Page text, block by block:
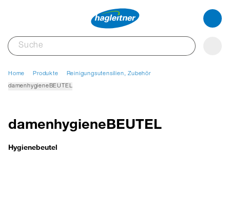
Home Produkte Reinigungsutensilien, Zubehör
damenhygieneBEUTEL
damenhygieneBEUTEL
Hygienebeutel